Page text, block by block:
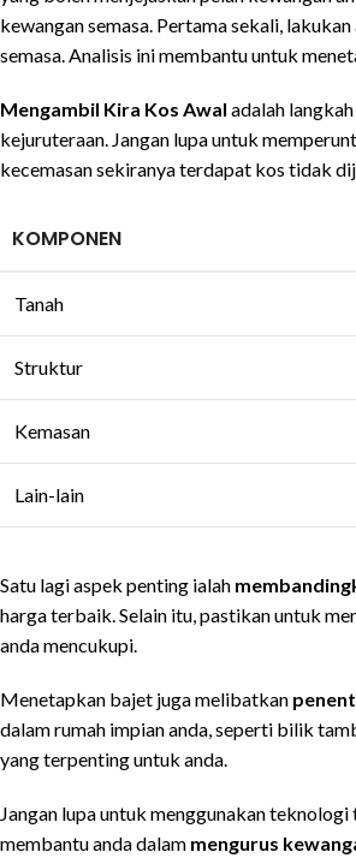
kewangan semasa. Pertama sekali,
semasa. Analisis ini membantu untuk
Mengambil Kira Kos Awal adalah
kejuruteraan. Jangan lupa untuk
kecemasan sekiranya terdapat kos tidak
KOMPONEN
Tanah
Struktur
Kemasan
Lain-lain
Satu lagi aspek penting ialah
harga terbaik. Selain itu, pastikan untuk
anda mencukupi.
Menetapkan bajet juga melibatkan
dalam rumah impian anda, seperti bilik
yang terpenting untuk anda.
Jangan lupa untuk menggunakan
membantu anda dalam mengurus